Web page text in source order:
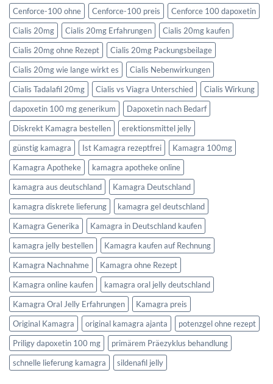
Cenforce-100 ohne
Cenforce-100 preis
Cenforce 100 dapoxetin
Cialis 20mg
Cialis 20mg Erfahrungen
Cialis 20mg kaufen
Cialis 20mg ohne Rezept
Cialis 20mg Packungsbeilage
Cialis 20mg wie lange wirkt es
Cialis Nebenwirkungen
Cialis Tadalafil 20mg
Cialis vs Viagra Unterschied
Cialis Wirkung
dapoxetin 100 mg generikum
Dapoxetin nach Bedarf
Diskrekt Kamagra bestellen
erektionsmittel jelly
günstig kamagra
Ist Kamagra rezeptfrei
Kamagra 100mg
Kamagra Apotheke
kamagra apotheke online
kamagra aus deutschland
Kamagra Deutschland
kamagra diskrete lieferung
kamagra gel deutschland
Kamagra Generika
Kamagra in Deutschland kaufen
kamagra jelly bestellen
Kamagra kaufen auf Rechnung
Kamagra Nachnahme
Kamagra ohne Rezept
Kamagra online kaufen
kamagra oral jelly deutschland
Kamagra Oral Jelly Erfahrungen
Kamagra preis
Original Kamagra
original kamagra ajanta
potenzgel ohne rezept
Priligy dapoxetin 100 mg
primärem Präezyklus behandlung
schnelle lieferung kamagra
sildenafil jelly